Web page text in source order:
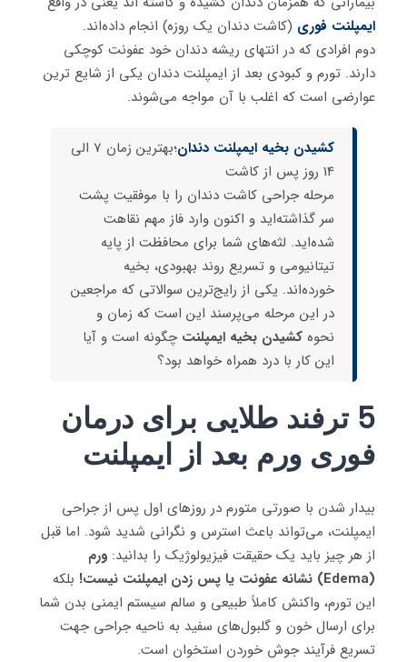
ایمپلنت فوری (کاشت دندان یک روزه) انجام داده‌اند.
دوم افرادی که در انتهای ریشه دندان خود عفونت کوچکی
دارند. تورم و کبودی بعد از ایمپلنت دندان یکی از شایع ترین
عوارضی است که اغلب با آن مواجه می‌شوند.
کشیدن بخیه ایمپلنت دندان
؛بهترین زمان 7 الی
14 روز پس از کاشت
مرحله جراحی کاشت دندان را با موفقیت پشت
سر گذاشته‌اید و اکنون وارد فاز مهم نقاهت
شده‌اید. لثه‌های شما برای محافظت از پایه
تیتانیومی و تسریع روند بهبودی، بخیه
خورده‌اند. یکی از رایج‌ترین سوالاتی که مراجعین
در این مرحله می‌پرسند این است که زمان و
نحوه کشیدن بخیه ایمپلنت چگونه است و آیا
این کار با درد همراه خواهد بود؟
5 ترفند طلایی برای درمان
فوری ورم بعد از ایمپلنت
بیدار شدن با صورتی متورم در روزهای اول پس از جراحی
ایمپلنت، می‌تواند باعث استرس و نگرانی شدید شود. اما قبل
از هر چیز باید یک حقیقت فیزیولوژیک را بدانید: ورم
(Edema) نشانه عفونت یا پس زدن ایمپلنت نیست!
بلکه
این تورم، واکنش کاملاً طبیعی و سالم سیستم ایمنی بدن شما
برای ارسال خون و گلبول‌های سفید به ناحیه جراحی جهت
تسریع فرآیند جوش خوردن استخوان است.